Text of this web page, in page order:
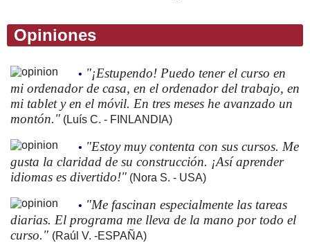
Opiniones
• "¡Estupendo! Puedo tener el curso en
mi ordenador de casa, en el ordenador del trabajo, en
mi tablet y en el móvil. En tres meses he avanzado un
montón." (Luís C. - FINLANDIA)
• "Estoy muy contenta con sus cursos. Me
gusta la claridad de su construcción. ¡Así aprender
idiomas es divertido!" (Nora S. - USA)
• "Me fascinan especialmente las tareas
diarias. El programa me lleva de la mano por todo el
curso." (Raúl V. -ESPAÑA)